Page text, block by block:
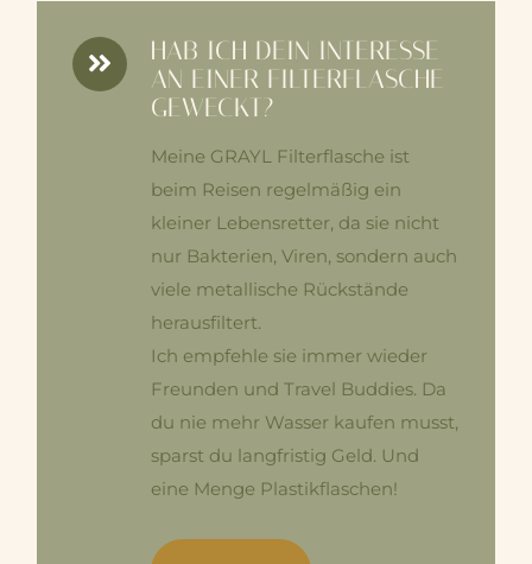
HAB ICH DEIN INTERESSE
AN EINER FILTERFLASCHE
GEWECKT?
Meine GRAYL Filterflasche ist
beim Reisen regelmäßig ein
kleiner Lebensretter, da sie nicht
nur Bakterien, Viren, sondern auch
viele metallische Rückstände
herausfiltert.
Ich empfehle sie immer wieder
Freunden und Travel Buddies. Da
du nie mehr Wasser kaufen musst,
sparst du langfristig Geld. Und
eine Menge Plastikflaschen!